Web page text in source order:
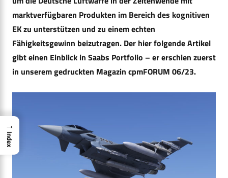
marktverfügbaren Produkten im Bereich des kognitiven
EK zu unterstützen und zu einem echten
Fähigkeitsgewinn beizutragen. Der hier folgende Artikel
gibt einen Einblick in Saabs Portfolio – er erschien zuerst
in unserem gedruckten Magazin cpmFORUM 06/23.
→
Index